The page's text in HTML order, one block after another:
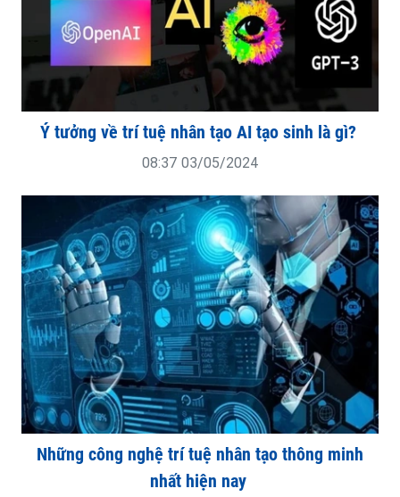
Ý tưởng về trí tuệ nhân tạo AI tạo sinh là gì?
08:37 03/05/2024
Những công nghệ trí tuệ nhân tạo thông minh
nhất hiện nay